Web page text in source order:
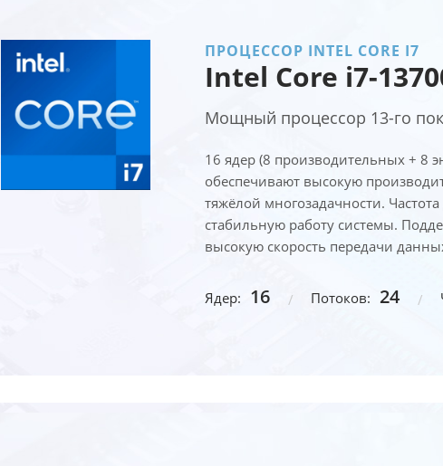
ПРОЦЕССОР INTEL CORE I7
Intel Core i7-
Мощный процессор 13-го
16 ядер (8 производительных + 8
обеспечивают высокую
тяжёлой многозадачности.
стабильную работу системы.
высокую скорость передачи
Ядер: 16 Потоков: 24